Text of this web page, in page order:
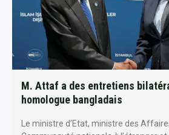
M. Attaf a des entretiens
homologue bangladais
Le ministre d’Etat, ministre des